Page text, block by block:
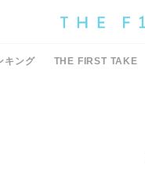
キング THE FIRST TAKE